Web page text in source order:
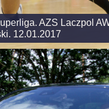
AZS Laczpol
12.01.2017